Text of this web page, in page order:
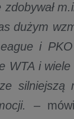
dużym
i
WTA i
–